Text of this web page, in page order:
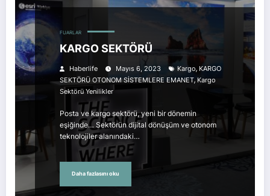
FUARLAR
KARGO SEKTÖRÜ
Haberlife Mayıs 6, 2023 Kargo, KARGO
SEKTÖRÜ OTONOM SİSTEMLERE EMANET, Kargo
Sektörü Yenilikler
Posta ve kargo sektörü, yeni bir dönemin
eşiğinde… Sektörün dijital dönüşüm ve otonom
teknolojiler alanındaki…
Daha fazlasını oku